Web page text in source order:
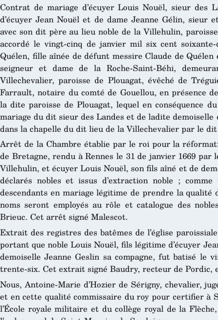
Contrat de mariage d’écuyer Louis Nouël, sieur des
d’écuyer Jean Nouël et de dame Jeanne Gélin, sieur
avec son dit père au lieu noble de la Villehulin,
accordé le vingt-cinq de janvier mil six cent
Quélen, fille aînée de défunt messire Claude de
seigneur et dame de la Roche-Saint-Béhi,
Villechevalier, paroisse de Plouagat, évêché de
Farrault, notaire du comté de Gouellou, en présence
la dite paroisse de Plouagat, lequel en
mariage du dit sieur des Landes et de ladite
dans la chapelle du dit lieu de la Villechevalier par le
Arrêt de la Chambre établie par le roi pour la
de Bretagne, rendu à Rennes le 31 de janvier 1669 par
Villehulin, et écuyer Louis Nouël, son fils aîné et de
déclarés nobles et issus d’extraction noble ;
descendants en mariage légitime de prendre la qualité
noms seront employés au rôle et catalogue des
Brieuc. Cet arrêt signé Malescot.
Extrait des registres des batêmes de l’église
portant que noble Louis Nouël, fils légitime d’écuyer
demoiselle Jeanne Geslin sa compagne, fut batisé le
trente-six. Cet extrait signé Baudry, recteur de Pordic,
Nous, Antoine-Marie d’Hozier de Sérigny, chevalier,
et en cette qualité commissaire du roy pour certifier à
l’École royale militaire et du collège royal de la